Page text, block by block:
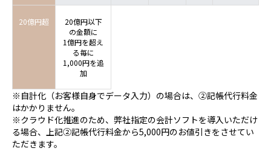
20億円超
20億円以下
の金額に
1億円を超え
る毎に
1,000円を追
加
※自計化（お客様自身でデータ入力）の場合は、②記帳代行料金
はかかりません。
※クラウド化推進のため、弊社指定の会計ソフトを導入いただけ
る場合、上記②記帳代行料金から5,000円のお値引きをさせてい
ただきます。